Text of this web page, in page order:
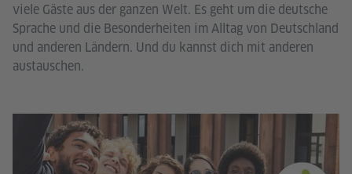
viele Gäste aus der ganzen Welt. Es geht um die deutsche
Sprache und die Besonderheiten im Alltag von Deutschland
und anderen Ländern. Und du kannst dich mit anderen
austauschen.